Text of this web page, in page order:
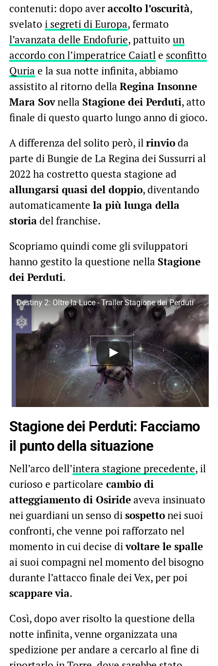
contenuti: dopo averaccolto l’oscurità,
svelato i segreti di Europa, fermato
l’avanzata delle Endofurie, pattuito un
accordo con l’imperatrice Caiatle sconfitto
Quria e la sua notte infinita, abbiamo
assistito al ritorno della Regina Insonne
Mara Sovnella Stagione dei Perduti, atto
finale di questo quarto lungo anno di gioco.
A differenza del solito però, ilrinvioda
parte di Bungie de La Regina dei Sussurri al
2022 ha costretto questa stagione ad
allungarsi quasi del doppio, diventando
automaticamente la più lunga della
storiadel franchise.
Scopriamo quindi come gli sviluppatori
hanno gestito la questione nella Stagione
dei Perduti.
Destiny 2: Oltre la Luce - Trailer Stagione dei Perduti
Stagione dei Perduti: Facciamo
il punto della situazione
Nell’arco dell’intera stagione precedente, il
curioso e particolare cambio di
atteggiamento di Osirideaveva insinuato
nei guardiani un senso disospettonei suoi
confronti, che venne poi rafforzato nel
momento in cui decise divoltare le spalle
ai suoi compagni nel momento del bisogno
durante l’attacco finale dei Vex, per poi
scapparevia.
Così, dopo aver risolto la questione della
notte infinita, venne organizzata una
spedizione per andare a cercarlo al fine di